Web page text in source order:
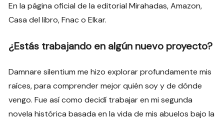
En la página oficial de la editorial Mirahadas, Amazon,
Casa del libro, Fnac o Elkar.
¿Estás trabajando en algún nuevo proyecto?
Damnare silentium me hizo explorar profundamente mis
raíces, para comprender mejor quién soy y de dónde
vengo. Fue así como decidí trabajar en mi segunda
novela histórica basada en la vida de mis abuelos bajo la